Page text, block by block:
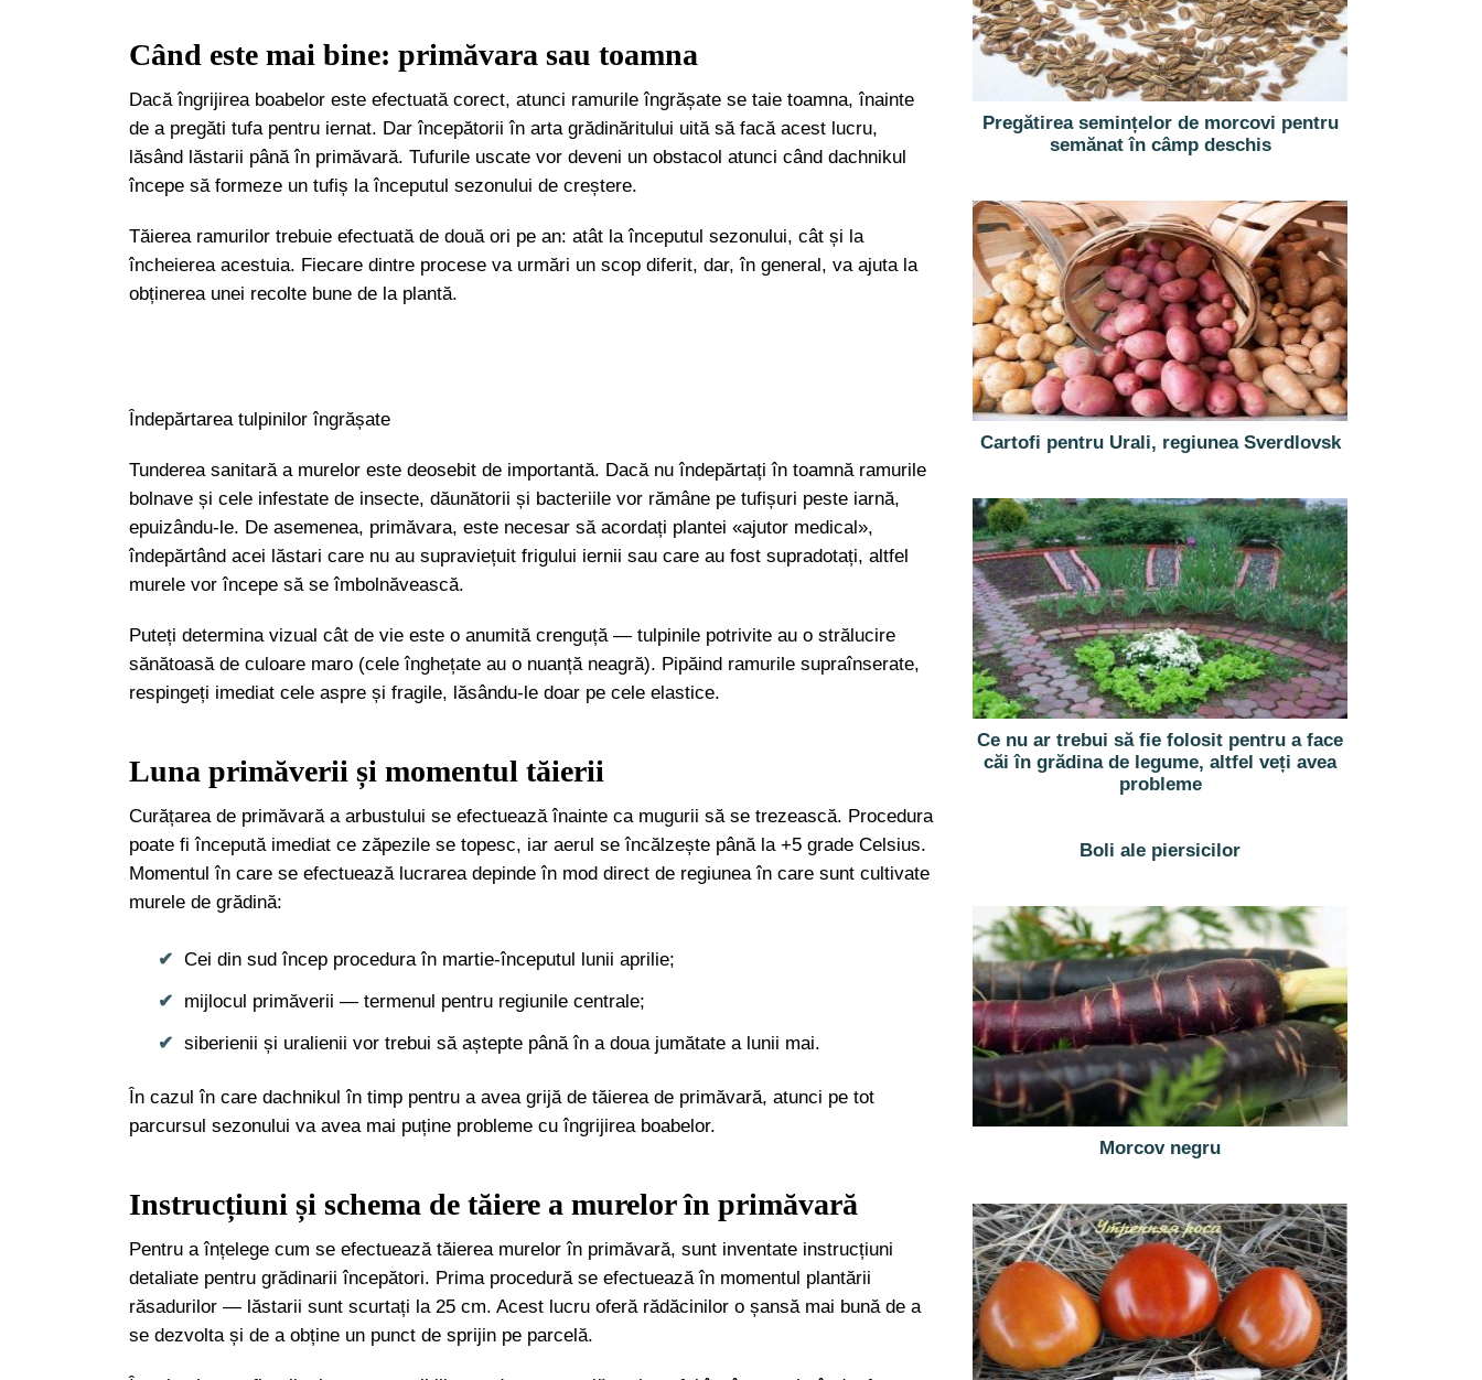
Când este mai bine: primăvara sau toamna
Dacă îngrijirea boabelor este efectuată corect, atunci ramurile îngrășate se taie toamna, înainte
de a pregăti tufa pentru iernat. Dar începătorii în arta grădinăritului uită să facă acest lucru,
lăsând lăstarii până în primăvară. Tufurile uscate vor deveni un obstacol atunci când dachnikul
începe să formeze un tufiș la începutul sezonului de creștere.
Tăierea ramurilor trebuie efectuată de două ori pe an: atât la începutul sezonului, cât și la
încheierea acestuia. Fiecare dintre procese va urmări un scop diferit, dar, în general, va ajuta la
obținerea unei recolte bune de la plantă.
Îndepărtarea tulpinilor îngrășate
Tunderea sanitară a murelor este deosebit de importantă. Dacă nu îndepărtați în toamnă ramurile
bolnave și cele infestate de insecte, dăunătorii și bacteriile vor rămâne pe tufișuri peste iarnă,
epuizându-le. De asemenea, primăvara, este necesar să acordați plantei «ajutor medical»,
îndepărtând acei lăstari care nu au supraviețuit frigului iernii sau care au fost supradotați, altfel
murele vor începe să se îmbolnăvească.
Puteți determina vizual cât de vie este o anumită crenguță — tulpinile potrivite au o strălucire
sănătoasă de culoare maro (cele înghețate au o nuanță neagră). Pipăind ramurile supraînserate,
respingeți imediat cele aspre și fragile, lăsându-le doar pe cele elastice.
Luna primăverii și momentul tăierii
Curățarea de primăvară a arbustului se efectuează înainte ca mugurii să se trezească. Procedura
poate fi începută imediat ce zăpezile se topesc, iar aerul se încălzește până la +5 grade Celsius.
Momentul în care se efectuează lucrarea depinde în mod direct de regiunea în care sunt cultivate
murele de grădină:
Cei din sud încep procedura în martie-începutul lunii aprilie;
mijlocul primăverii — termenul pentru regiunile centrale;
siberienii și uralienii vor trebui să aștepte până în a doua jumătate a lunii mai.
În cazul în care dachnikul în timp pentru a avea grijă de tăierea de primăvară, atunci pe tot
parcursul sezonului va avea mai puține probleme cu îngrijirea boabelor.
Instrucțiuni și schema de tăiere a murelor în primăvară
Pentru a înțelege cum se efectuează tăierea murelor în primăvară, sunt inventate instrucțiuni
detaliate pentru grădinarii începători. Prima procedură se efectuează în momentul plantării
răsadurilor — lăstarii sunt scurtați la 25 cm. Acest lucru oferă rădăcinilor o șansă mai bună de a
se dezvolta și de a obține un punct de sprijin pe parcelă.
Pregătirea semințelor de morcovi pentru
semănat în câmp deschis
Cartofi pentru Urali, regiunea Sverdlovsk
Ce nu ar trebui să fie folosit pentru a face
căi în grădina de legume, altfel veți avea
probleme
Boli ale piersicilor
Morcov negru